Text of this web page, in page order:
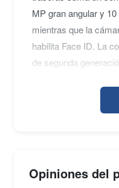
MP gran angular y
mientras que la
habilita Face ID. La
de segunda
densidad. El cuerpo
Opiniones del